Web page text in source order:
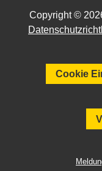
Copyright ©
Cookie